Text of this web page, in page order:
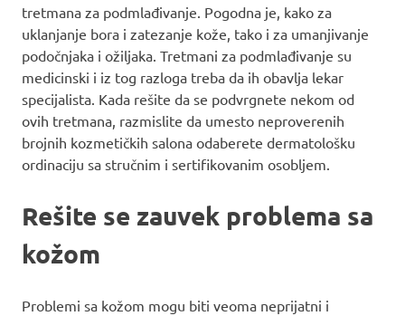
tretmana za podmlađivanje. Pogodna je, kako za
uklanjanje bora i zatezanje kože, tako i za umanjivanje
podočnjaka i ožiljaka. Tretmani za podmlađivanje su
medicinski i iz tog razloga treba da ih obavlja lekar
specijalista. Kada rešite da se podvrgnete nekom od
ovih tretmana, razmislite da umesto neproverenih
brojnih kozmetičkih salona odaberete dermatološku
ordinaciju sa stručnim i sertifikovanim osobljem.
Rešite se zauvek problema sa
kožom
Problemi sa kožom mogu biti veoma neprijatni i